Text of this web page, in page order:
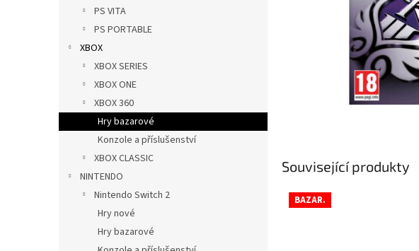
PS VITA
PS PORTABLE
XBOX
XBOX SERIES
XBOX ONE
XBOX 360
Hry bazarové
Konzole a příslušenství
XBOX CLASSIC
NINTENDO
Nintendo Switch 2
Hry nové
Hry bazarové
Související produkty
BAZAR.